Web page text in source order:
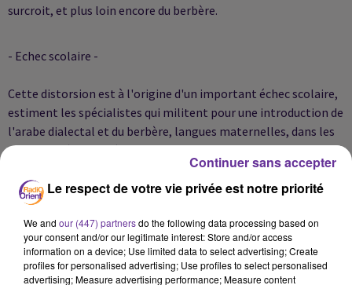
surcroit, et plus loin encore du berbère.
- Echec scolaire -
Cette distorsion est à l'origine d'un important échec scolaire,
estiment les spécialistes qui militent pour une introduction de
l'arabe dialectal et du berbère, langues maternelles, dans les
deux premières années de l'enseignement, afin de faciliter
l'acquisition des notions fondamentales.
développe une partie importante du cerveau", argumente Mme
Benghebrit en citant des spécialistes en neuro-sciences. Les
spécialistes "disent aussi que pour augmenter les capacités
Le respect de votre vie privée est notre priorité
We and our (447) partnersdo the following data processing based on
your consent and/or our legitimate interest: Store and/or access
information on a device; Use limited data to select advertising; Create
profiles for personalised advertising; Use profiles to select personalised
advertising; Measure advertising performance; Measure content
Continuer sans accepter